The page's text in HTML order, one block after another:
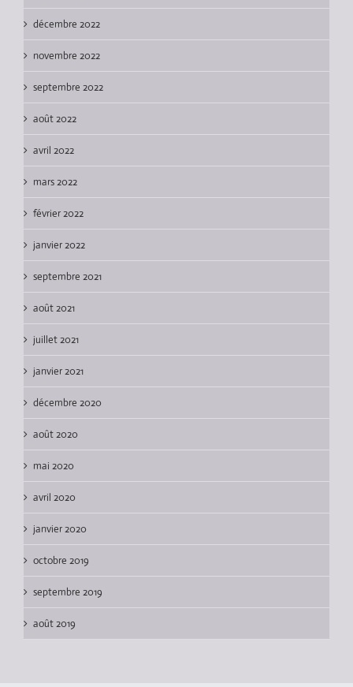
décembre 2022
novembre 2022
septembre 2022
août 2022
avril 2022
mars 2022
février 2022
janvier 2022
septembre 2021
août 2021
juillet 2021
janvier 2021
décembre 2020
août 2020
mai 2020
avril 2020
janvier 2020
octobre 2019
septembre 2019
août 2019